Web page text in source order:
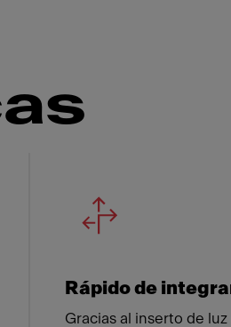
Rápido de
Gracias al inserto de